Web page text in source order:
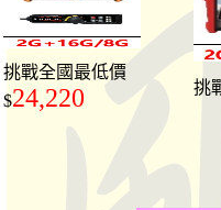
挑戰全國最低價
$24,220 挑